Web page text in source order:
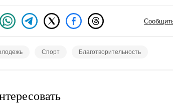
Спорт Благотворительность